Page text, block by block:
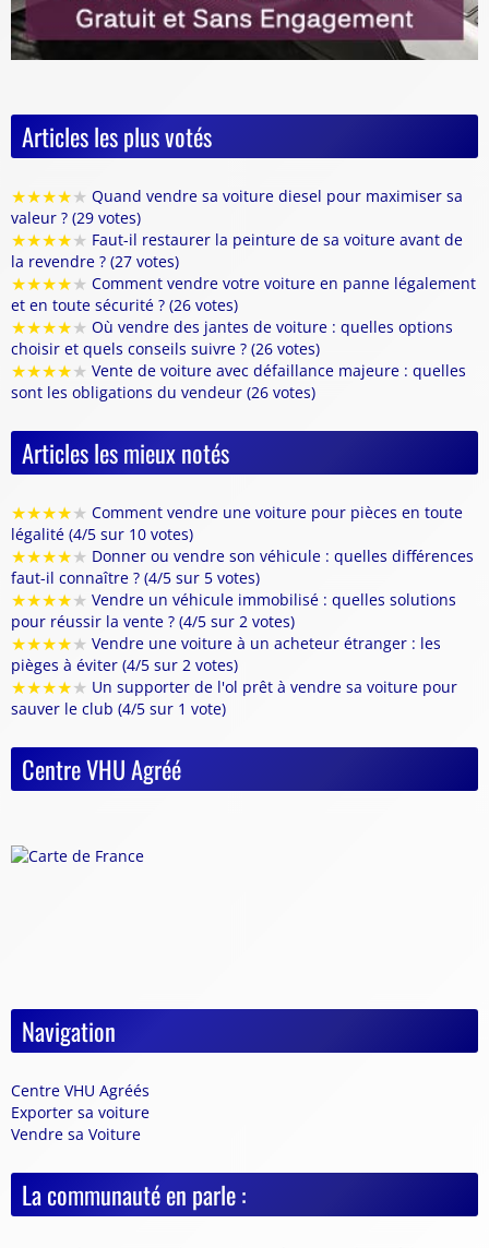
Articles les plus votés
★★★★★ Quand vendre sa voiture diesel pour maximiser sa
valeur ? (29 votes)
★★★★★ Faut-il restaurer la peinture de sa voiture avant de
la revendre ? (27 votes)
★★★★★ Comment vendre votre voiture en panne légalement
et en toute sécurité ? (26 votes)
★★★★★ Où vendre des jantes de voiture : quelles options
choisir et quels conseils suivre ? (26 votes)
★★★★★ Vente de voiture avec défaillance majeure : quelles
sont les obligations du vendeur (26 votes)
Articles les mieux notés
★★★★★ Comment vendre une voiture pour pièces en toute
légalité (4/5 sur 10 votes)
★★★★★ Donner ou vendre son véhicule : quelles différences
faut-il connaître ? (4/5 sur 5 votes)
★★★★★ Vendre un véhicule immobilisé : quelles solutions
pour réussir la vente ? (4/5 sur 2 votes)
★★★★★ Vendre une voiture à un acheteur étranger : les
pièges à éviter (4/5 sur 2 votes)
★★★★★ Un supporter de l'ol prêt à vendre sa voiture pour
sauver le club (4/5 sur 1 vote)
Centre VHU Agréé
Navigation
Centre VHU Agréés
Exporter sa voiture
Vendre sa Voiture
La communauté en parle :